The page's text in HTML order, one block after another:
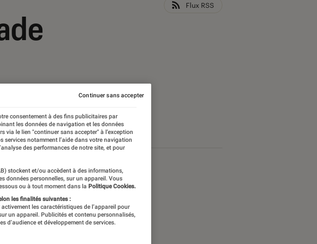
Flux RSS
consentement à des fins publicitaires par
les données de navigation et les données
via le lien "continuer sans accepter" à l’exception
services notamment l’aide dans votre navigation
des performances de notre site, et pour
stockent et/ou accèdent à des informations,
données personnelles, sur un appareil. Vous
ou à tout moment dans la Politique Cookies.
les finalités suivantes :
les caractéristiques de l’appareil pour
un appareil. Publicités et contenu personnalisés,
d’audience et développement de services.
Continuer sans accepter